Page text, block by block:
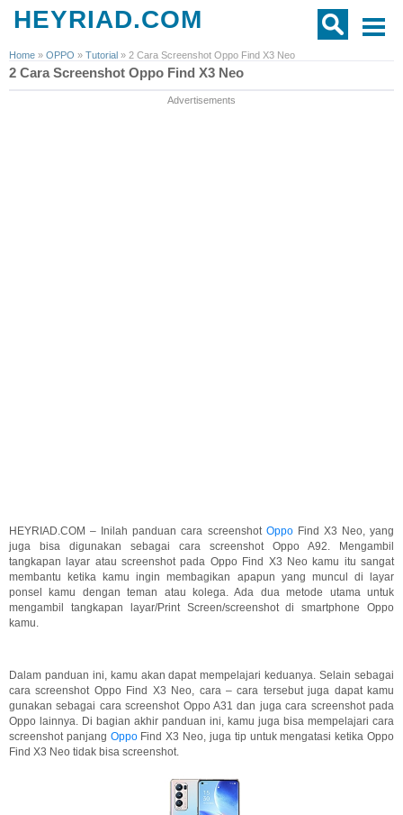
HEYRIAD.COM
Home » OPPO » Tutorial » 2 Cara Screenshot Oppo Find X3 Neo
2 Cara Screenshot Oppo Find X3 Neo
Advertisements
HEYRIAD.COM – Inilah panduan cara screenshot Oppo Find X3 Neo, yang
juga bisa digunakan sebagai cara screenshot Oppo A92. Mengambil
tangkapan layar atau screenshot pada Oppo Find X3 Neo kamu itu sangat
membantu ketika kamu ingin membagikan apapun yang muncul di layar
ponsel kamu dengan teman atau kolega. Ada dua metode utama untuk
mengambil tangkapan layar/Print Screen/screenshot di smartphone Oppo
kamu.
Dalam panduan ini, kamu akan dapat mempelajari keduanya. Selain sebagai
cara screenshot Oppo Find X3 Neo, cara – cara tersebut juga dapat kamu
gunakan sebagai cara screenshot Oppo A31 dan juga cara screenshot pada
Oppo lainnya. Di bagian akhir panduan ini, kamu juga bisa mempelajari cara
screenshot panjang Oppo Find X3 Neo, juga tip untuk mengatasi ketika Oppo
Find X3 Neo tidak bisa screenshot.